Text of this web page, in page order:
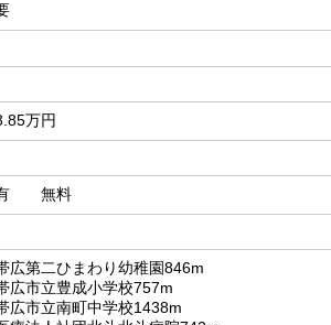
万円
無料
広第二ひまわり幼稚園846m
広市立豊成小学校757m
広市立南町中学校1438m